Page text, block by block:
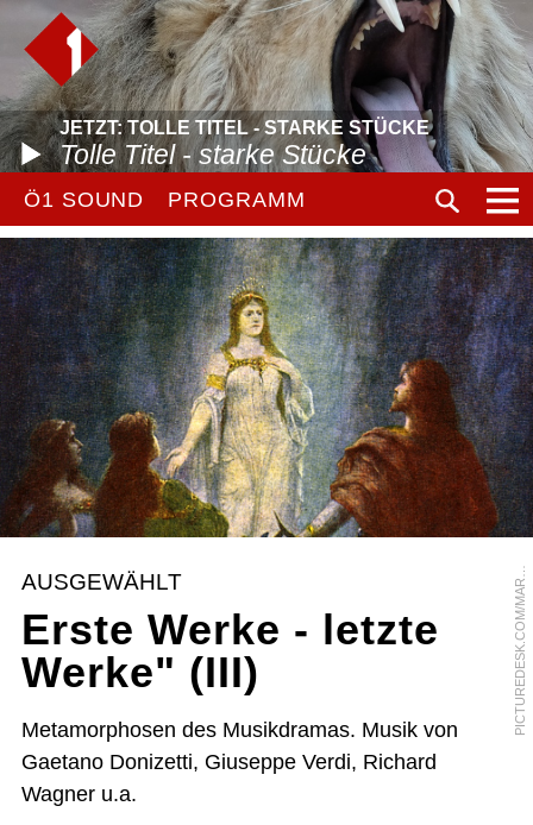
JETZT: TOLLE TITEL - STARKE STÜCKE
Tolle Titel - starke Stücke
Ö1 SOUND PROGRAMM
P
I
C
T
U
R
E
D
E
S
K
.
C
O
M
/
M
A
R
Y
E
V
A
N
S
AUSGEWÄHLT
Erste Werke - letzte
Werke" (III)
Metamorphosen des Musikdramas. Musik von
Gaetano Donizetti, Giuseppe Verdi, Richard
Wagner u.a.